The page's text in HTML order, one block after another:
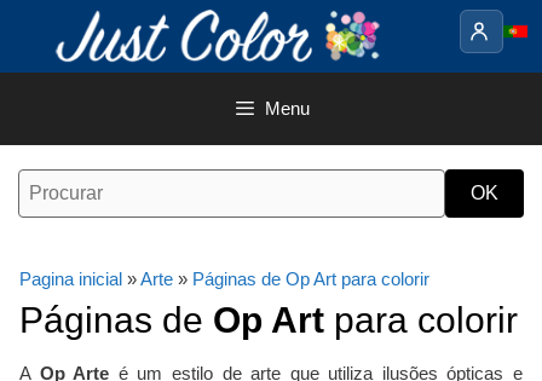
o
Menu
Pagina inicial »Arte » Páginas de Op Art para colorir
Páginas de Op Art para colorir
A Op Arte é um estilo de arte que utiliza ilusões ópticas e